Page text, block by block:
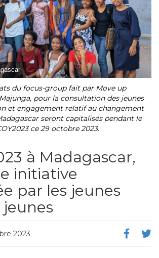
du focus-group fait par Move up
pour la consultation des jeunes
et engagement relatif au changement
seront capitalisés pendant le
ce 29 octobre 2023.
à Madagascar,
initiative
par les jeunes
jeunes
2023